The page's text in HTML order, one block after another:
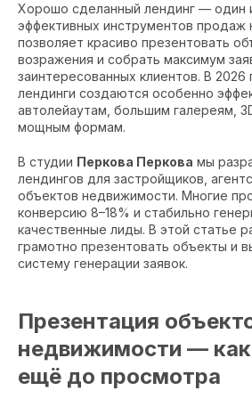
Хорошо сделанный лендинг — один
эффективных инструментов продаж
позволяет красиво презентовать
возражения и собрать максимум
заинтересованных клиентов. В 2026
лендинги создаются особенно
автолейаутам, большим галереям,
мощным формам.
В студии Перкова Перкова мы
лендингов для застройщиков,
объектов недвижимости. Многие
конверсию 8–18% и стабильно
качественные лиды. В этой статье
грамотно презентовать объекты и
систему генерации заявок.
Презентация
недвижимости —
ещё до просмотра